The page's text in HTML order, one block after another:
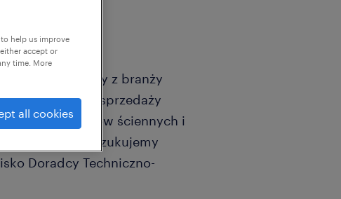
się firmy z branży
projektowaniu, sprzedaży
szalunków ściennych i
– poszukujemy
Doradcy Techniczno-
help us improve
accept or
time. More
all cookies